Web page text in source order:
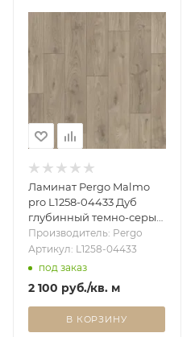
Ламинат Pergo Malmo
pro L1258-04433 Дуб
глубинный темно-серый
(1,722 м2)
Производитель: Pergo
Артикул: L1258-04433
под заказ
2 100 руб./кв. м
В КОРЗИНУ